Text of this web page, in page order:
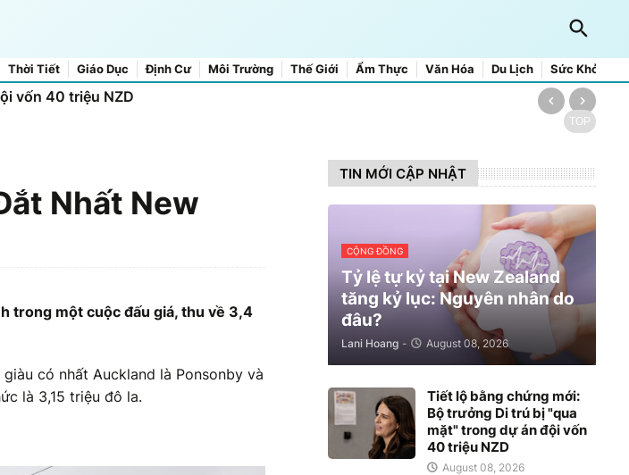
Thời Tiết Giáo Dục Định Cư Môi Trường Thế Giới Ẩm Thực Văn Hóa Du Lịch Sức Khỏe
vốn 40 triệu NZD
TOP
Nhất New
trong một cuộc đấu giá, thu về 3,4
có nhất Auckland là Ponsonby và
là 3,15 triệu đô la.
TIN MỚI CẬP NHẬT
CỘNG ĐỒNG
Tỷ lệ tự kỷ tại New Zealand
tăng kỷ lục: Nguyên nhân do
đâu?
Lani Hoang - August 08, 2026
Tiết lộ bằng chứng mới:
Bộ trưởng Di trú bị "qua
mặt" trong dự án đội vốn
40 triệu NZD
August 08, 2026